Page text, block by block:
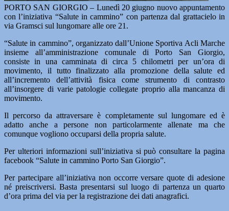
PORTO SAN GIORGIO – Lunedì 20 giugno nuovo appuntamento
con l’iniziativa “Salute in cammino” con partenza dal grattacielo in
via Gramsci sul lungomare alle ore 21.
“Salute in cammino”, organizzato dall’Unione Sportiva Acli Marche
insieme all’amministrazione comunale di Porto San Giorgio,
consiste in una camminata di circa 5 chilometri per un’ora di
movimento, il tutto finalizzato alla promozione della salute ed
all’incremento dell’attività fisica come strumento di contrasto
all’insorgere di varie patologie collegate proprio alla mancanza di
movimento.
Il percorso da attraversare è completamente sul lungomare ed è
adatto anche a persone non particolarmente allenate ma che
comunque vogliono occuparsi della propria salute.
Per ulteriori informazioni sull’iniziativa si può consultare la pagina
facebook “Salute in cammino Porto San Giorgio”.
Per partecipare all’iniziativa non occorre versare quote di adesione
né preiscriversi. Basta presentarsi sul luogo di partenza un quarto
d’ora prima del via per la registrazione dei dati anagrafici.